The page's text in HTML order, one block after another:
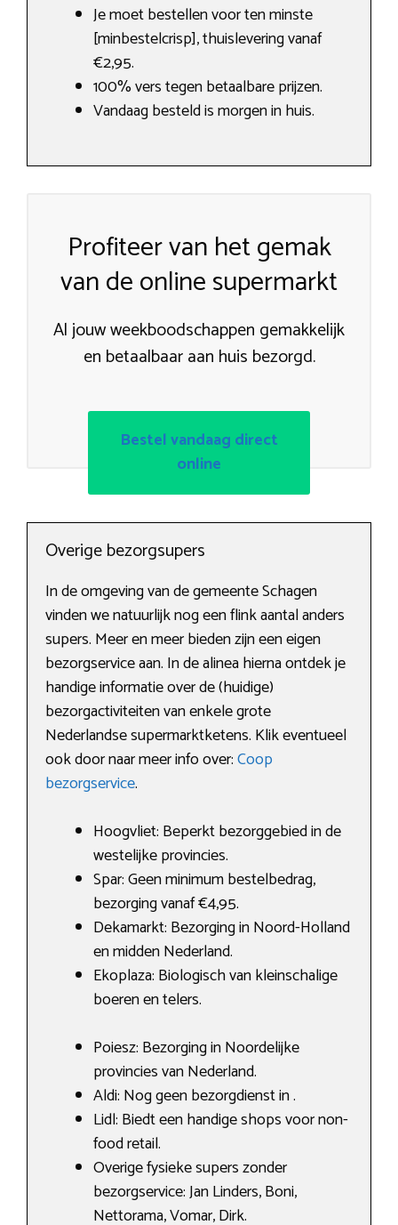
Je moet bestellen voor ten minste
[minbestelcrisp], thuislevering vanaf
€2,95.
100% vers tegen betaalbare prijzen.
Vandaag besteld is morgen in huis.
Profiteer van het gemak
van de online supermarkt
Al jouw weekboodschappen gemakkelijk
en betaalbaar aan huis bezorgd.
Bestel vandaag direct
online
Overige bezorgsupers
In de omgeving van de gemeente Schagen
vinden we natuurlijk nog een flink aantal anders
supers. Meer en meer bieden zijn een eigen
bezorgservice aan. In de alinea hierna ontdek je
handige informatie over de (huidige)
bezorgactiviteiten van enkele grote
Nederlandse supermarktketens. Klik eventueel
ook door naar meer info over:Coop
bezorgservice.
Hoogvliet: Beperkt bezorggebied in de
westelijke provincies.
Spar: Geen minimum bestelbedrag,
bezorging vanaf €4,95.
Dekamarkt: Bezorging in Noord-Holland
en midden Nederland.
Ekoplaza: Biologisch van kleinschalige
boeren en telers.
Poiesz: Bezorging in Noordelijke
provincies van Nederland.
Aldi: Nog geen bezorgdienst in .
Lidl: Biedt een handige shops voor non-
food retail.
Overige fysieke supers zonder
bezorgservice: Jan Linders, Boni,
Nettorama, Vomar, Dirk.